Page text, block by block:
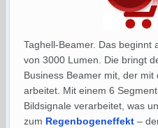
Taghell-Beamer. Das beginnt
von 3000 Lumen. Die bringt
Business Beamer mit, der mit
arbeitet. Mit einem 6
Bildsignale verarbeitet, was
zum Regenbogeneffekt–